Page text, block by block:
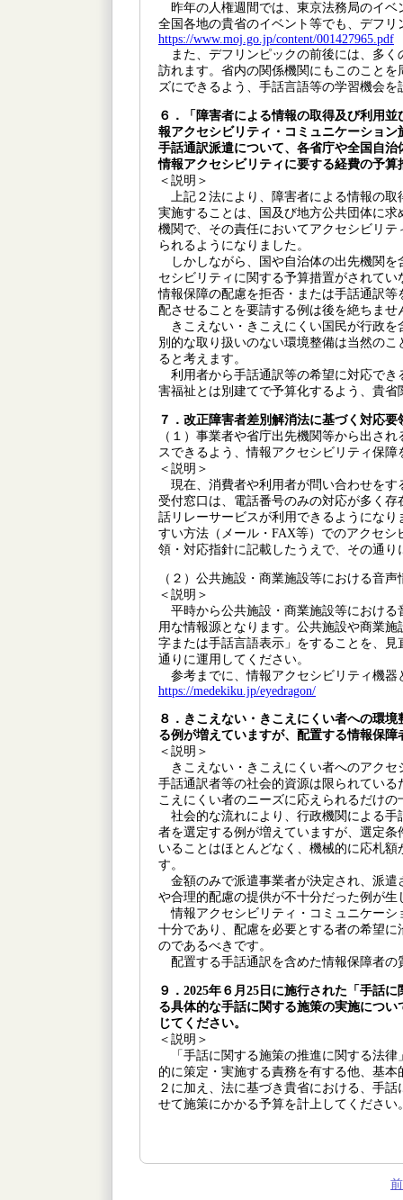
昨年の人権週間では、東京法務局のイベ
全国各地の貴省のイベント等でも、デフ
https://www.moj.go.jp/content/001427965.pdf
また、デフリンピックの前後には、多く
訪れます。省内の関係機関にもこのこと
ズにできるよう、手話言語等の学習機会を
６．「障害者による情報の取得及び利用
報アクセシビリティ・コミュニケーショ
手話通訳派遣について、各省庁や全国自
情報アクセシビリティに要する経費の予
＜説明＞
上記２法により、障害者による情報の取
実施することは、国及び地方公共団体に
機関で、その責任においてアクセシビリ
られるようになりました。
しかしながら、国や自治体の出先機関を
セシビリティに関する予算措置がされて
情報保障の配慮を拒否・または手話通訳
配させることを要請する例は後を絶ちませ
きこえない・きこえにくい国民が行政を
別的な取り扱いのない環境整備は当然の
ると考えます。
利用者から手話通訳等の希望に対応でき
害福祉とは別建てで予算化するよう、貴
７．改正障害者差別解消法に基づく対応
（１）事業者や省庁出先機関等から出さ
スできるよう、情報アクセシビリティ保障
＜説明＞
現在、消費者や利用者が問い合わせをす
受付窓口は、電話番号のみの対応が多く
話リレーサービスが利用できるようにな
すい方法（メール・FAX等）でのアクセ
領・対応指針に記載したうえで、その通り
（２）公共施設・商業施設等における音
＜説明＞
平時から公共施設・商業施設等における
用な情報源となります。公共施設や商業
字または手話言語表示」をすることを、
通りに運用してください。
参考までに、情報アクセシビリティ機器
https://medekiku.jp/eyedragon/
８．きこえない・きこえにくい者への環
る例が増えていますが、配置する情報保
＜説明＞
きこえない・きこえにくい者へのアクセ
手話通訳者等の社会的資源は限られてい
こえにくい者のニーズに応えられるだけ
社会的な流れにより、行政機関による手
者を選定する例が増えていますが、選定
いることはほとんどなく、機械的に応札
す。
金額のみで派遣事業者が決定され、派遣
や合理的配慮の提供が不十分だった例が生
情報アクセシビリティ・コミュニケーシ
十分であり、配慮を必要とする者の希望
のであるべきです。
配置する手話通訳を含めた情報保障者の
９．2025年６月25日に施行された「手話
る具体的な手話に関する施策の実施につ
じてください。
＜説明＞
「手話に関する施策の推進に関する法律
的に策定・実施する責務を有する他、基
２に加え、法に基づき貴省における、手
せて施策にかかる予算を計上してください